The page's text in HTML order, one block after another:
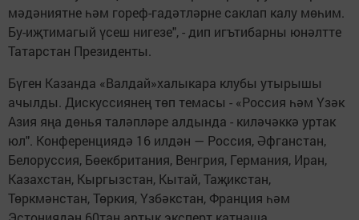
мәдәниятне һәм гореф-гадәтләрне саклап калу мөһим.
Бу-иҗтимагый үсеш нигезе", - дип игътибарны юнәлтте
Татарстан Президенты.
Бүген Казанда «Валдай»халыкара клубы утырышы
ачылды. Дискуссиянең төп темасы - «Россия һәм Үзәк
Азия яңа дөнья таләпләре алдында - киләчәккә уртак
юл". Конференциядә 16 илдән — Россия, Әфганстан,
Белоруссия, Бөекбритания, Венгрия, Германия, Иран,
Казахстан, Кыргызстан, Кытай, Таҗикстан,
Төркмәнстан, Төркия, Үзбәкстан, Франция һәм